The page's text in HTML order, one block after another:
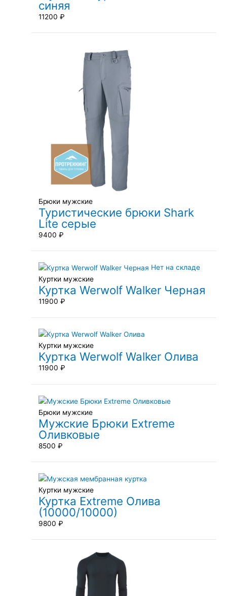
синяя
11200 ₽
Брюки мужские
Туристические брюки Shark
Lite серые
9400 ₽
Нет на складе
Куртки мужские
Куртка Werwolf Walker Черная
11900 ₽
Куртки мужские
Куртка Werwolf Walker Олива
11900 ₽
Брюки мужские
Мужские Брюки Extreme
Оливковые
8500 ₽
Куртки мужские
Куртка Extreme Олива
(10000/10000)
9800 ₽